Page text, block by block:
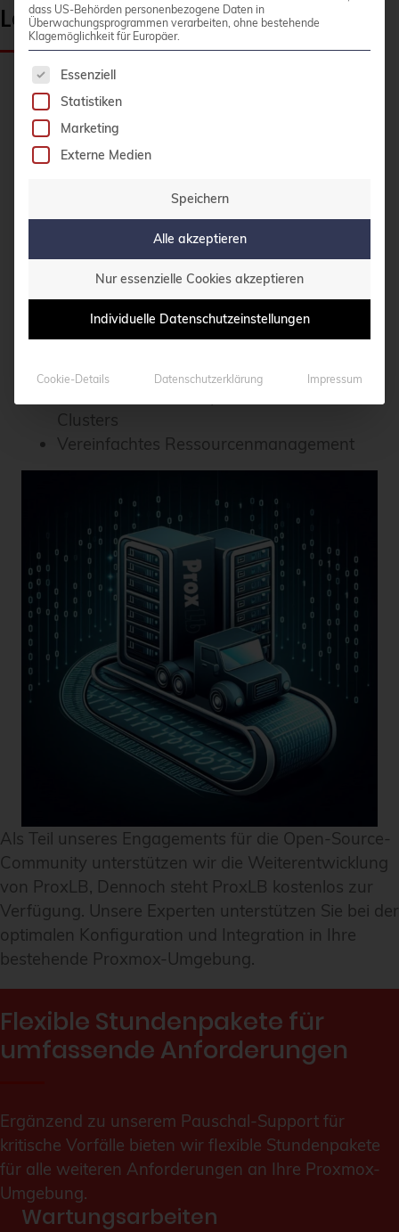
Loadbalancer
Maximieren Sie die Effizienz Ihrer Proxmox-
Infrastruktur mit unserem exklusiven Open-
Source-ToolProxLB
Loadbalancer automatisiert die Lastverteilung
Hauptvorteile:
Automatisches Rebalancing von VMs für
optimale Hardwareauslastung
auf einzelnen Hosts
Clusters
Vereinfachtes Ressourcenmanagement
Als Teil unseres Engagements für die Open-Source-
Community unterstützen wir die Weiterentwicklung
von ProxLB, Dennoch steht ProxLB kostenlos zur
Verfügung. Unsere Experten unterstützen Sie bei der
optimalen Konfiguration und Integration in Ihre
bestehende Proxmox-Umgebung.
Flexible Stundenpakete für
umfassende Anforderungen
Ergänzend zu unserem Pauschal-Support für
kritische Vorfälle bieten wir flexible Stundenpakete
für alle weiteren Anforderungen an Ihre Proxmox-
Umgebung.
Wartungsarbeiten
dass US-Behörden personenbezogene Daten in
Überwachungsprogrammen verarbeiten, ohne bestehende
Klagemöglichkeit für Europäer.
Es folgt eine Liste der Service-Gruppen, für die
Essenziell
Statistiken
Marketing
Externe Medien
Speichern
Alle akzeptieren
Nur essenzielle Cookies akzeptieren
Individuelle Datenschutzeinstellungen
Cookie-Details Datenschutzerklärung Impressum